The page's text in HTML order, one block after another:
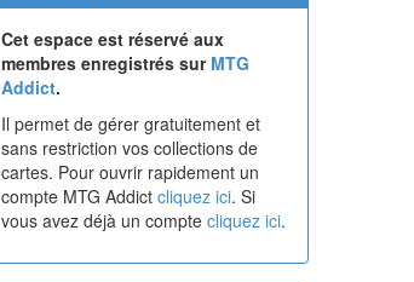
Cet espace est réservé aux
membres enregistrés sur MTG
Addict.
Il permet de gérer gratuitement et
sans restriction vos collections de
cartes. Pour ouvrir rapidement un
compte MTG Addict cliquez ici. Si
vous avez déjà un compte cliquez ici.